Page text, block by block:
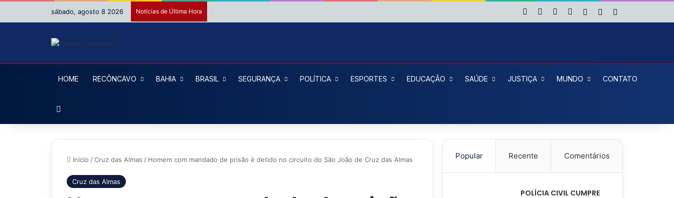
sábado, agosto 8 2026 Notícias de Última Hora Facebook YouTubeInstagram
Entrar Artigo aleatório
HOME RECÔNCAVO BAHIA BRASIL SEGURANÇA POLÍTICA ESPORTES EDUCAÇÃO SAÚDE JUSTIÇA MUNDO CONTATO
Início / Cruz das Almas / Homem com mandado de prisão é detido no circuito do São João de Cruz das Almas
Cruz das Almas
Popular Recente Comentários
POLÍCIA CIVIL CUMPRE